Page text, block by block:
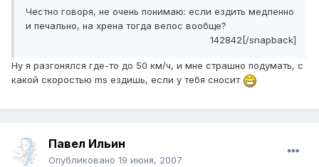
Честно говоря, не очень понимаю: если ездить медленно
и печально, на хрена тогда велос вообще?
142842[/snapback]
Ну я разгонялся где-то до 50 км/ч, и мне страшно подумать, с
какой скоростью ms ездишь, если у тебя сносит
Павел Ильин
Опубликовано 19 июня, 2007